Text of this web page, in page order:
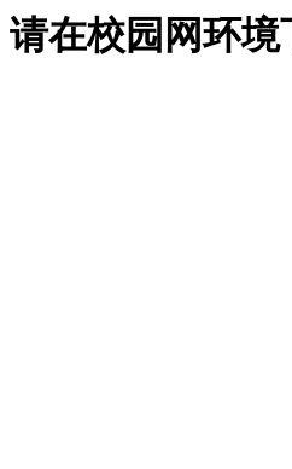
请在校园网环境